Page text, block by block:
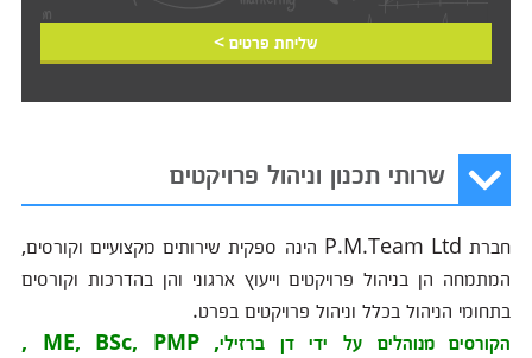
שליחת פרטים >
שרותי תכנון וניהול פרויקטים
חברת P.M.Team Ltd הינה ספקית שירותים מקצועיים וקורסים,
המתמחה הן בניהול פרויקטים וייעוץ ארגוני והן בהדרכות וקורסים
בתחומי הניהול בכלל וניהול פרויקטים בפרט.
הקורסים מנוהלים על ידי דן ברזילי, ME, BSc, PMP ,